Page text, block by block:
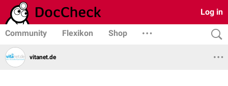
Log in
Community Flexikon Shop
vitanet.de